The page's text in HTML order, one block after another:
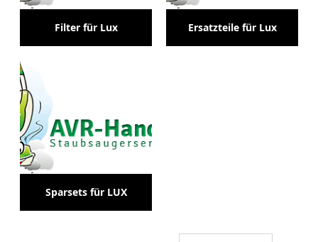
Filter für Lux Ersatzteile für Lux
Sparsets für LUX